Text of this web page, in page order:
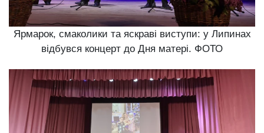
Ярмарок, смаколики та яскраві виступи: у Липинах
відбувся концерт до Дня матері. ФОТО